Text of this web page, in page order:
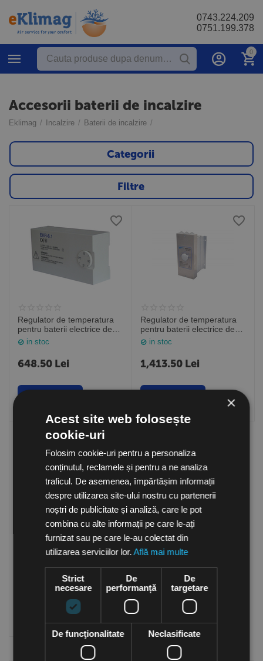
0743.224.209
0751.199.378
0
Accesorii baterii de incalzire
Eklimag / Incalzire / Baterii de incalzire /
Categorii
Filtre
Regulator de temperatura
pentru baterii electrice de
incalzire EKR 6.1,
Ventmatika Lituania
in stoc
648.50 Lei
Regulator de temperatura
pentru baterii electrice de
incalzire EKR 15.1,
Ventmatika Lituania
in stoc
1,413.50 Lei
Senzor de temperatura de
canal TJ-K10K, Ventmatika
Lituania
in stoc
Lei
Cumpara
×
Acest site web folosește
cookie-uri
Folosim cookie-uri pentru a personaliza
conținutul, reclamele și pentru a ne analiza
traficul. De asemenea, împărtășim informații
despre utilizarea site-ului nostru cu partenerii
noștri de publicitate și analiză, care le pot
combina cu alte informații pe care le-ați
furnizat sau pe care le-au colectat din
utilizarea serviciilor lor.Află mai multe
Strict
necesare
De
performanță
De
targetare
De funcţionalitate Neclasificate